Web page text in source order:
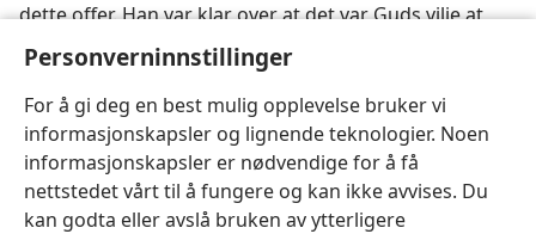
Personverninnstillinger
For å gi deg en best mulig opplevelse bruker vi
informasjonskapsler og lignende teknologier. Noen
informasjonskapsler er nødvendige for å få
nettstedet vårt til å fungere og kan ikke avvises. Du
kan godta eller avslå bruken av ytterligere
dette offer. Han var klar over at det var Guds vilje at
han på dette tidspunkt skulle slå inn på den vei som
ville føre til at han ble ofret. Da han kom til døperen
Johannes for å bli døpt i Jordan-elven, kom han følgelig
for å framstille seg for Gud for fra da av å gjøre Guds
vilje. Hans dåp i vann symboliserte at han framstilte
seg selv for å gjøre Guds vilje like til han led
offerdøden. Angående dette sierHebreerne 10: 4—10